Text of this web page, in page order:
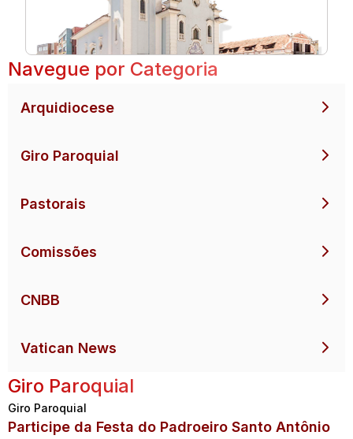
Navegue por Categoria
Arquidiocese
Giro Paroquial
Pastorais
Comissões
CNBB
Vatican News
Giro Paroquial
Giro Paroquial
Participe da Festa do Padroeiro Santo Antônio